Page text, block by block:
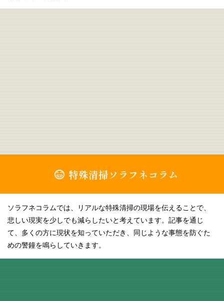
[!% if (image.url!="") { %][!% } %]
[%title%]
続きを読む
特殊清掃ソラフネコラム
ソラフネコラムでは、リアルな特殊清掃の現場を伝えることで、
悲しい現実を少しでも減らしたいと考えています。記事を通じ
て、多くの方に現状を知っていただき、同じような事態を防ぐた
めの警鐘を鳴らしていきます。
[!% if (image.url!="") { %] [!% } %]